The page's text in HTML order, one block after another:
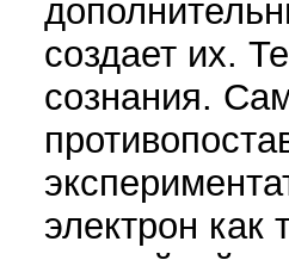
создает их.
сознания.
электрон как